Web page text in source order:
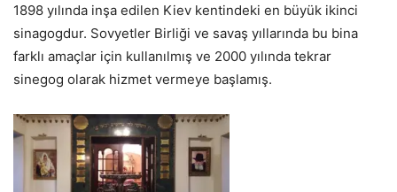
1898 yılında inşa edilen Kiev kentindeki en büyük ikinci
sinagogdur. Sovyetler Birliği ve savaş yıllarında bu bina
farklı amaçlar için kullanılmış ve 2000 yılında tekrar
sinegog olarak hizmet vermeye başlamış.